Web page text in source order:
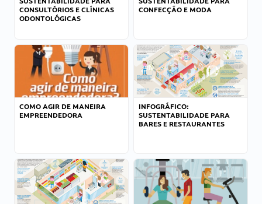
CONSULTÓRIOS E CLÍNICAS
ODONTOLÓGICAS
CONFECÇÃO E MODA
COMO AGIR DE MANEIRA
EMPREENDEDORA
INFOGRÁFICO:
SUSTENTABILIDADE PARA
BARES E RESTAURANTES